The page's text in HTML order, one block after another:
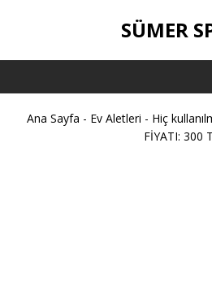
SÜMER
Ana Sayfa - Ev Aletleri - Hiç
FİYATI: 300